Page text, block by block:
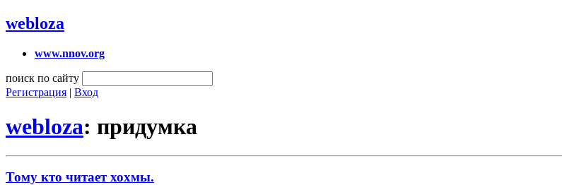
webloza
www.nnov.org
поиск по сайту
Регистрация | Вход
webloza: придумка
Тому кто читает хохмы.